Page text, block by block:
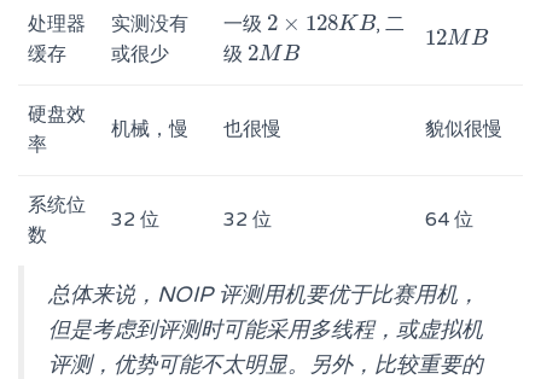
处理器
缓存
实测没有
或很少
一级 2 × 128KB
2 ×128KB
, 二
级 2MB
2MB
12MB
12MB
硬盘效
率
机械，慢 也很慢 貌似很慢
系统位
数
32 位 32 位 64 位
总体来说，NOIP 评测用机要优于比赛用机，
但是考虑到评测时可能采用多线程，或虚拟机
评测，优势可能不太明显。另外，比较重要的